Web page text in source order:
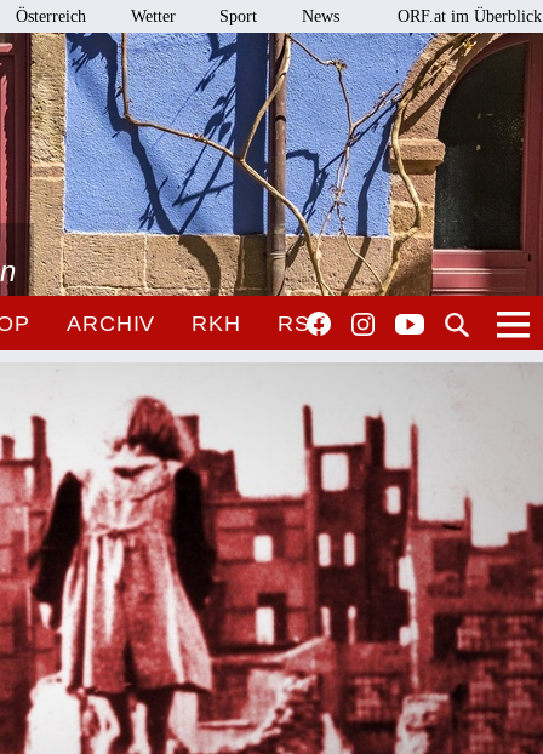
Österreich Wetter Sport News ORF.at im Überblick
ARCHIV RKH RSO